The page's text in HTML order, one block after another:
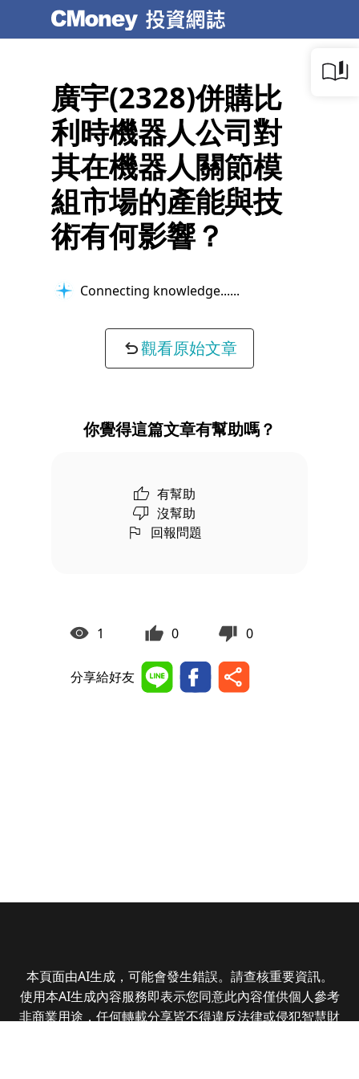
廣宇(2328)併購比
利時機器人公司對
其在機器人關節模
組市場的產能與技
術有何影響？
Connecting knowledge...
觀看原始文章
你覺得這篇文章有幫助嗎？
有幫助
沒幫助
回報問題
1 0 0
分享給好友
本頁面由AI生成，可能會發生錯誤。請查核重要資訊。
使用本AI生成內容服務即表示您同意此內容僅供個人參考
非商業用途，任何轉載分享皆不得違反法律或侵犯智慧財